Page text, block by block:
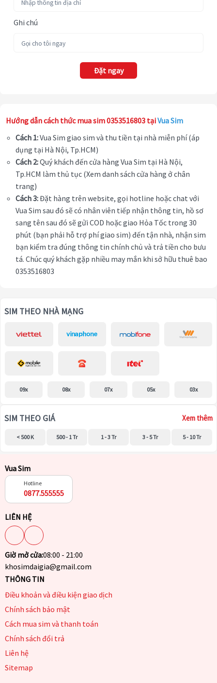
Ghi chú
Đặt ngay
Hướng dẫn cách thức mua sim 0353516803 tạiVua Sim
Cách 1:Vua Sim giao sim và thu tiền tại nhà miễn phí (áp
dụng tại Hà Nội, Tp.HCM)
Cách 2:Quý khách đến cửa hàng Vua Sim tại Hà Nội,
Tp.HCM làm thủ tục (Xem danh sách cửa hàng ở chân
trang)
Cách 3:Đặt hàng trên website, gọi hotline hoặc chat với
Vua Sim sau đó sẽ có nhân viên tiếp nhận thông tin, hồ sơ
sang tên sau đó sẽ gửi COD hoặc giao Hỏa Tốc trong 30
phút (bạn phải hỗ trợ phí giao sim) đến tận nhà, nhận sim
bạn kiểm tra đúng thông tin chính chủ và trả tiền cho bưu
tá. Chúc quý khách gặp nhiều may mắn khi sở hữu thuê bao
0353516803
SIM THEO NHÀ MẠNG
09x 08x 07x 05x 03x
SIM THEO GIÁ Xem thêm
< 500 K 500 - 1 Tr 1 - 3 Tr 3 - 5 Tr 5 - 10 Tr
Vua Sim
Hotline
0877.555555
LIÊN HỆ
Giờ mở cửa:08:00 - 21:00
khosimdaigia@gmail.com
THÔNG TIN
Điều khoản và điều kiện giao dịch
Chính sách bảo mật
Cách mua sim và thanh toán
Chính sách đổi trả
Liên hệ
Sitemap